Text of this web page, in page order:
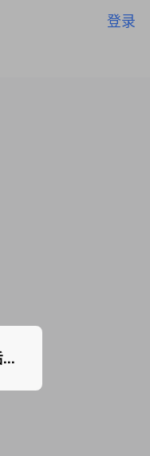
登录
待